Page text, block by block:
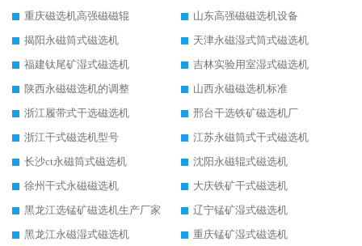
重庆磁选机高强磁磁辊
山东高强磁磁选机设备
揭阳永磁筒式磁选机
天津永磁湿式筒式磁选机
福建钛尾矿湿式磁选机
吉林实验用室湿式磁选机
陕西永磁磁选机的调整
山西永磁磁选机标准
浙江履带式干选磁选机
邢台干选铁矿磁选机厂
浙江干式磁选机型号
江苏永磁筒式干式磁选机
长沙ct永磁筒式磁选机
沈阳永磁辊式磁选机
徐州干式永磁磁选机
大庆铁矿干式磁选机
黑龙江选锰矿磁选机生产厂家
辽宁锰矿湿式磁选机
黑龙江永磁湿式磁选机
重庆锰矿湿式磁选机